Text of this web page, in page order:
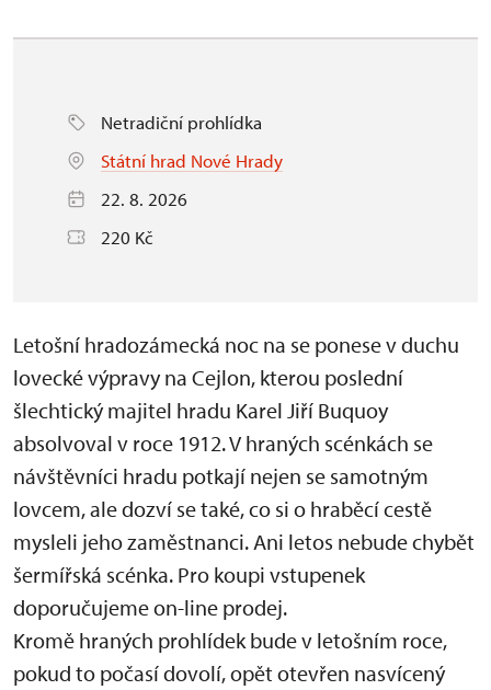
Netradiční prohlídka
Státní hrad Nové Hrady
22. 8. 2026
220 Kč
Letošní hradozámecká noc na se ponese v duchu
lovecké výpravy na Cejlon, kterou poslední
šlechtický majitel hradu Karel Jiří Buquoy
absolvoval v roce 1912. V hraných scénkách se
návštěvníci hradu potkají nejen se samotným
lovcem, ale dozví se také, co si o hraběcí cestě
mysleli jeho zaměstnanci. Ani letos nebude chybět
šermířská scénka. Pro koupi vstupenek
doporučujeme on-line prodej.
Kromě hraných prohlídek bude v letošním roce,
pokud to počasí dovolí, opět otevřen nasvícený